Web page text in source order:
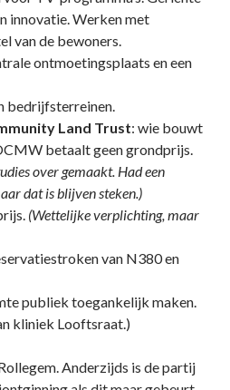
innovatie. Werken met
van de bewoners.
ontmoetingsplaats en een
bedrijfsterreinen.
Land Trust: wie bouwt
betaalt geen grondprijs.
over gemaakt. Had een
dat is blijven steken.)
(Wettelijke verplichting, maar
van N380 en
publiek toegankelijk maken.
kliniek Looftsraat.)
Anderzijds is de partij